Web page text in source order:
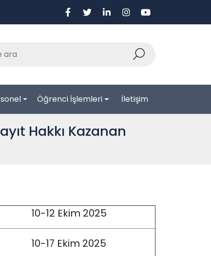
Öğrenci İşlemleri İletişim
Hakkı Kazanan
10-12 Ekim 2025
10-17 Ekim 2025